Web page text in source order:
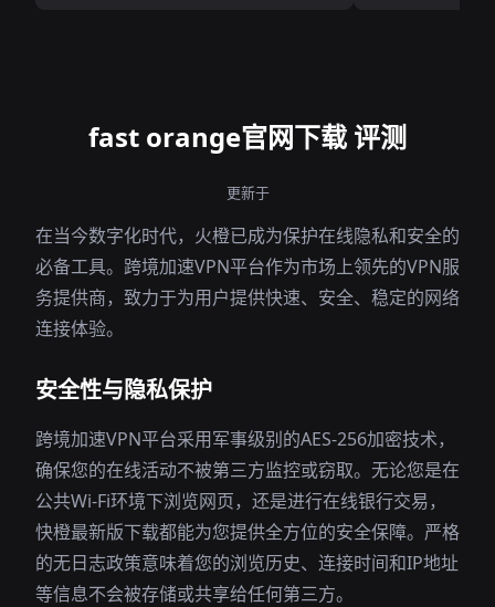
fast orange官网下载 评测
更新于
在当今数字化时代，火橙已成为保护在线隐私和安全的
必备工具。跨境加速VPN平台作为市场上领先的VPN服
务提供商，致力于为用户提供快速、安全、稳定的网络
连接体验。
安全性与隐私保护
跨境加速VPN平台采用军事级别的AES-256加密技术，
确保您的在线活动不被第三方监控或窃取。无论您是在
公共Wi-Fi环境下浏览网页，还是进行在线银行交易，
快橙最新版下载都能为您提供全方位的安全保障。严格
的无日志政策意味着您的浏览历史、连接时间和IP地址
等信息不会被存储或共享给任何第三方。